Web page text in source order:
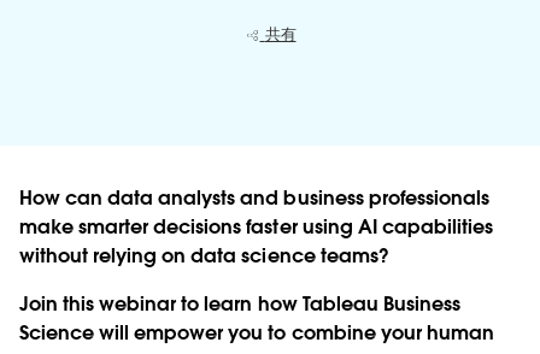
共有
How can data analysts and business professionals
make smarter decisions faster using AI capabilities
without relying on data science teams?
Join this webinar to learn how Tableau Business
Science will empower you to combine your human